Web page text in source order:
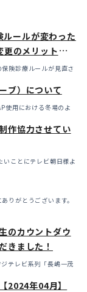
ルールが変わった
のメリット・デ
険診療ルールが見直さ
ブ）について
使用における冬場のよ
作協力させてい
りがとうございます。
のカウントダウ
きました！
テレビ系列「長嶋一茂
2024年04月】